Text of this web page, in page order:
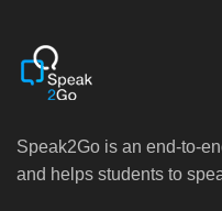
Speak2Go is an end-to-
and helps students to